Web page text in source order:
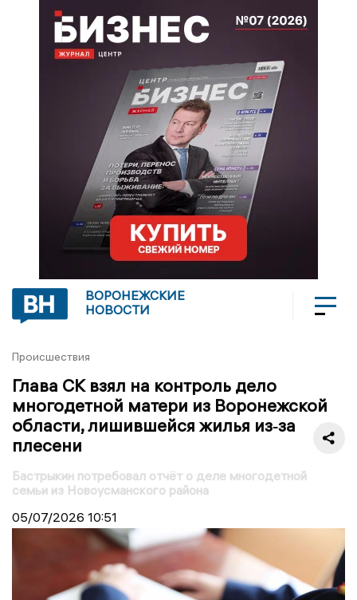
ВОРОНЕЖСКИЕ
НОВОСТИ
Происшествия
Глава СК взял на контроль дело
многодетной матери из Воронежской
области, лишившейся жилья из‑за
плесени
Бастрыкин потребовал отчёт о деле многодетной
семьи из Новоусманского района
05/07/2026 10:51